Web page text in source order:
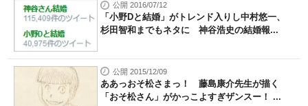
公開 2016/07/12
「小野Dと結婚」がトレンド入りし中村悠一、
杉田智和までもネタに 神谷浩史の結婚報...
公開 2015/12/09
ああっおそ松さまっ！ 藤島康介先生が描く
「おそ松さん」がかっこよすぎザンスー！ ...